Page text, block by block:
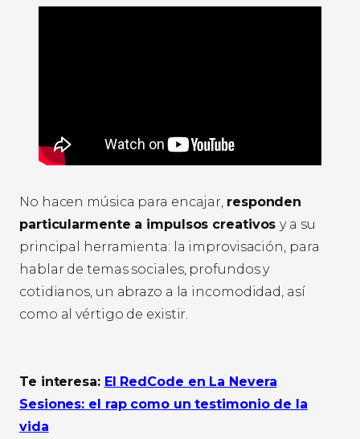
No hacen música para encajar, responden
particularmente a impulsos creativosy a su
principal herramienta: la improvisación, para
hablar de temas sociales, profundos y
cotidianos, un abrazo a la incomodidad, así
como al vértigo de existir.
Te interesa: El RedCode en La Nevera
Sesiones: el rap como un testimonio de la
vida